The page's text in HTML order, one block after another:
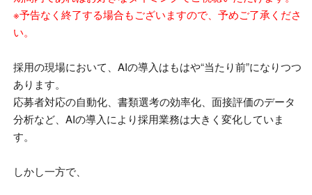
※予告なく終了する場合もございますので、予めご了承くださ
い。
採用の現場において、AIの導入はもはや“当たり前”になりつつ
あります。
応募者対応の自動化、書類選考の効率化、面接評価のデータ
分析など、AIの導入により採用業務は大きく変化していま
す。
しかし一方で、